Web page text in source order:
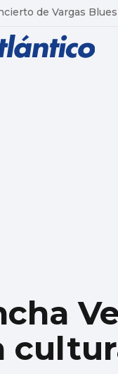
de Vargas